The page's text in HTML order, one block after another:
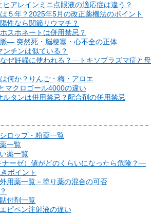
ヒアレインミニ点眼液の適応症は違う？
５年？2025年5月の改正薬機法のポイント
性なら関節リウマチ？
スホネートは併用禁忌？
― 突然死・脳梗塞・心不全の正体
チンは似ている？
ぜ妊婦に使われる？―トキソプラズマ症と母
何か？りんご・梅・アロエ
マクロゴール4000の違い
ルタンは併用禁忌？配合剤の併用禁忌
ロップ・粉薬一覧
一覧
薬一覧
ナーゼ）値がどのくらいになったら危険？―
ポイント
用薬一覧－塗り薬の混合の可否
付剤一覧
ピペン注射液の違い